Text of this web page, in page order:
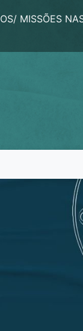
MISSÕES